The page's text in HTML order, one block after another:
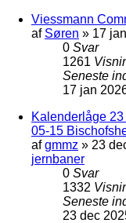
Viessmann
af Søren » 17
0 Svar
1261
Seneste
17 jan
Kalenderlåge
05-15
afgmmz » 23
jernbaner
0 Svar
1332
Seneste
23 dec